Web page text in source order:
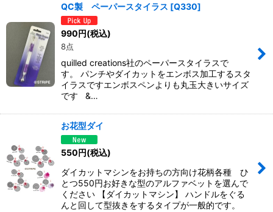
QC製 ペーパースタイラス [Q330]
990円(税込)
8点
quilled creations社のペーパースタイラスで
す。 パンチやダイカットをエンボス加工するスタ
イラスですエンボスペンよりも丸玉大きいサイズ
です &…
お花型ダイ
550円(税込)
ダイカットマシンをお持ちの方向け花柄各種 ひ
とつ550円お好きな型のアルファベットを選んで
ください 【ダイカットマシン】 ハンドルをぐる
んと回して型抜きをするタイプが一般的です。